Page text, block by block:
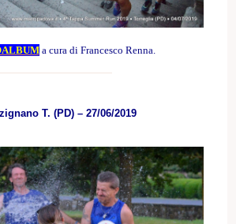
a cura di Francesco Renna.
T. (PD) – 27/06/2019